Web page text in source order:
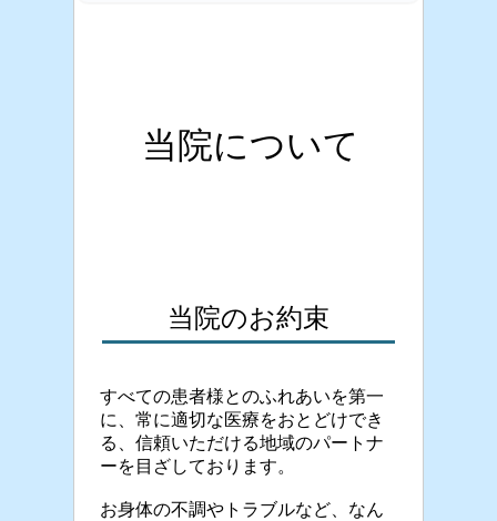
当院について
当院のお約束
すべての患者様とのふれあいを第一
に、常に適切な医療をおとどけでき
る、信頼いただける地域のパートナ
ーを目ざしております。
お身体の不調やトラブルなど、なん